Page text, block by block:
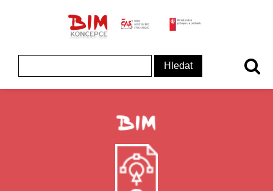
Koncepce BIM - logo
ČAS - logo